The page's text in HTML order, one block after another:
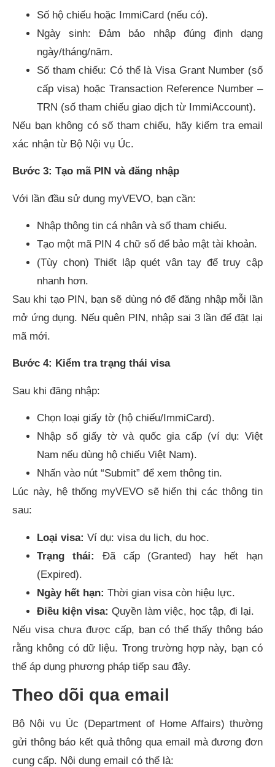
Số hộ chiếu hoặc ImmiCard (nếu có).
Ngày sinh: Đảm bảo nhập đúng định dạng
ngày/tháng/năm.
Số tham chiếu: Có thể là Visa Grant Number (số
cấp visa) hoặc Transaction Reference Number –
TRN (số tham chiếu giao dịch từ ImmiAccount).
Nếu bạn không có số tham chiếu, hãy kiểm tra email
xác nhận từ Bộ Nội vụ Úc.
Bước 3: Tạo mã PIN và đăng nhập
Với lần đầu sử dụng myVEVO, bạn cần:
Nhập thông tin cá nhân và số tham chiếu.
Tạo một mã PIN 4 chữ số để bảo mật tài khoản.
(Tùy chọn) Thiết lập quét vân tay để truy cập
nhanh hơn.
Sau khi tạo PIN, bạn sẽ dùng nó để đăng nhập mỗi lần
mở ứng dụng. Nếu quên PIN, nhập sai 3 lần để đặt lại
mã mới.
Bước 4: Kiểm tra trạng thái visa
Sau khi đăng nhập:
Chọn loại giấy tờ (hộ chiếu/ImmiCard).
Nhập số giấy tờ và quốc gia cấp (ví dụ: Việt
Nam nếu dùng hộ chiếu Việt Nam).
Nhấn vào nút “Submit” để xem thông tin.
Lúc này, hệ thống myVEVO sẽ hiển thị các thông tin
sau:
Loại visa: Ví dụ: visa du lịch, du học.
Trạng thái: Đã cấp (Granted) hay hết hạn
(Expired).
Ngày hết hạn: Thời gian visa còn hiệu lực.
Điều kiện visa: Quyền làm việc, học tập, đi lại.
Nếu visa chưa được cấp, bạn có thể thấy thông báo
rằng không có dữ liệu. Trong trường hợp này, bạn có
thể áp dụng phương pháp tiếp sau đây.
Theo dõi qua email
Bộ Nội vụ Úc (Department of Home Affairs) thường
gửi thông báo kết quả thông qua email mà đương đơn
cung cấp. Nội dung email có thể là: